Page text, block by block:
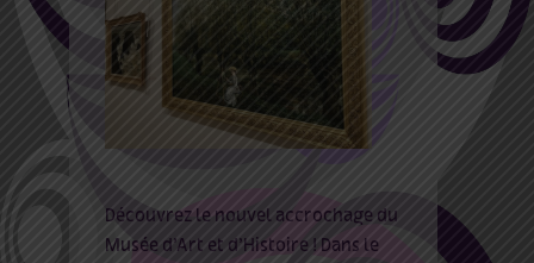
Découvrez le nouvel accrochage du
Musée d’Art et d’Histoire ! Dans le